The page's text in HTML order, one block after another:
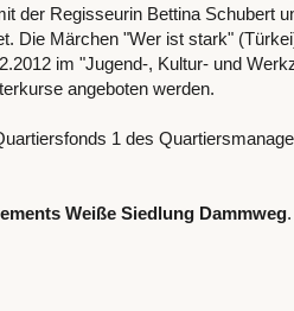
der Regisseurin Bettina Schubert
Die Märchen "Wer ist stark"
im "Jugend-, Kultur- und
angeboten werden.
1 des
Weiße Siedlung Dammweg.